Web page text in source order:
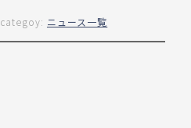
categoy: ニュース一覧